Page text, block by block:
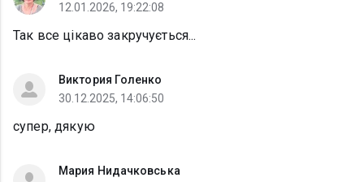
12.01.2026, 19:22:08
Так все цікаво закручується...
Виктория Голенко
30.12.2025, 14:06:50
супер, дякую
Мария Нидачковська